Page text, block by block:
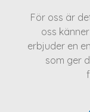
För oss är
oss
erbjuder en
som ger